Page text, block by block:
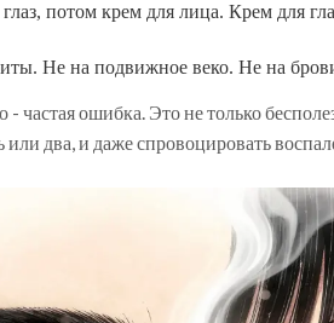
потом крем для лица. Крем для
Не на подвижное веко. Не на
частая ошибка. Это не только
или два, и даже спровоцировать